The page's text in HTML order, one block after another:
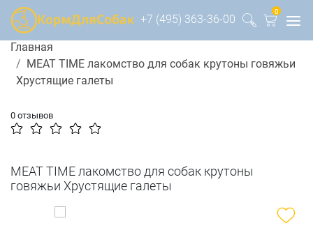
+7 (495) 363-36-00
0
Главная
MEAT TIME лакомство для собак крутоны говяжьи
Хрустящие галеты
0 отзывов
MEAT TIME лакомство для собак крутоны
говяжьи Хрустящие галеты